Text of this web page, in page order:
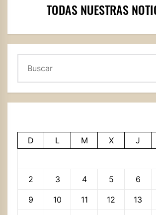
TODAS NUESTRAS
D L M X J
2 3 4 5 6
9 10 11 12 13